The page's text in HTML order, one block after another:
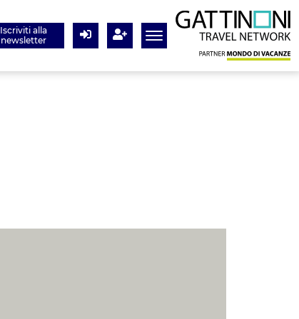
Iscriviti alla
newsletter
Registrati